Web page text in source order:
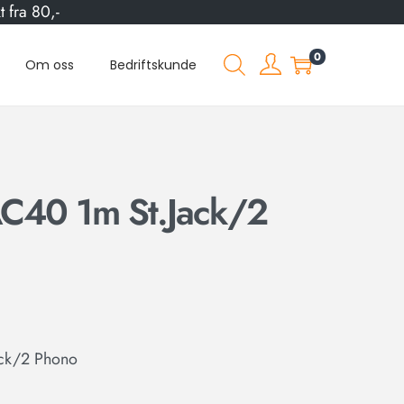
fra 80,-
Om oss Bedriftskunde 0
1m St.Jack/2
2 Phono